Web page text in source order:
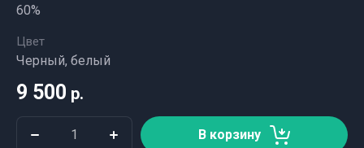
60%
Цвет
Черный, белый
9 500 р.
В корзину